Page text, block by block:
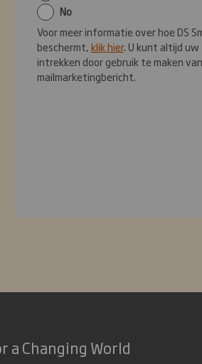
No
Voor meer informatie over hoe DS
beschermt,klik hier. U kunt altijd
intrekken door gebruik te maken
mailmarketingbericht.
a Changing World